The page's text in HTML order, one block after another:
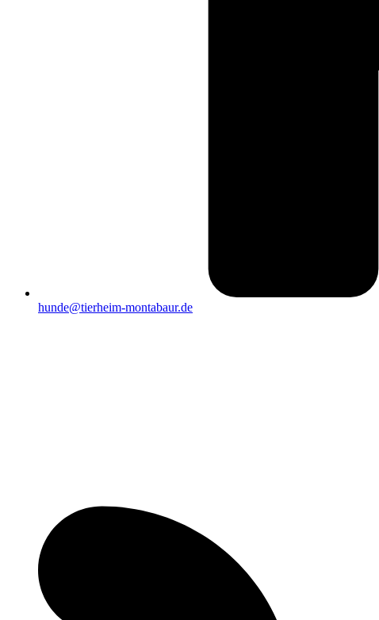
hunde@tierheim-montabaur.de